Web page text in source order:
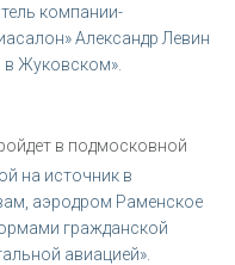
компании-
Александр Левин
в Жуковском».
в подмосковной
на источник в
аэродром Раменское
гражданской
авиацией».